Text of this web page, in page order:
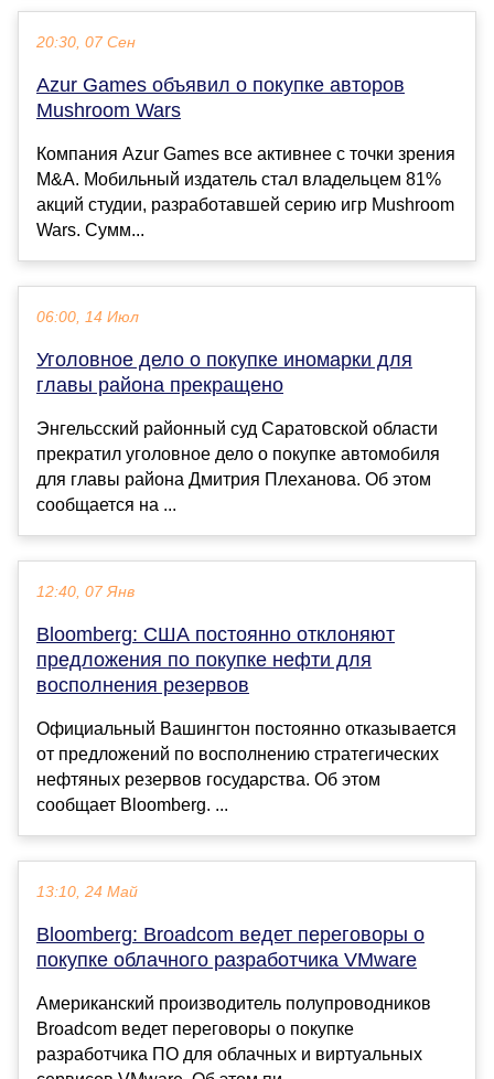
20:30, 07 Сен
Azur Games объявил о покупке авторов
Mushroom Wars
Компания Azur Games все активнее с точки зрения
M&A. Мобильный издатель стал владельцем 81%
акций студии, разработавшей серию игр Mushroom
Wars. Сумм...
06:00, 14 Июл
Уголовное дело о покупке иномарки для
главы района прекращено
Энгельсский районный суд Саратовской области
прекратил уголовное дело о покупке автомобиля
для главы района Дмитрия Плеханова. Об этом
сообщается на ...
12:40, 07 Янв
Bloomberg: США постоянно отклоняют
предложения по покупке нефти для
восполнения резервов
Официальный Вашингтон постоянно отказывается
от предложений по восполнению стратегических
нефтяных резервов государства. Об этом
сообщает Bloomberg. ...
13:10, 24 Май
Bloomberg: Broadcom ведет переговоры о
покупке облачного разработчика VMware
Американский производитель полупроводников
Broadcom ведет переговоры о покупке
разработчика ПО для облачных и виртуальных